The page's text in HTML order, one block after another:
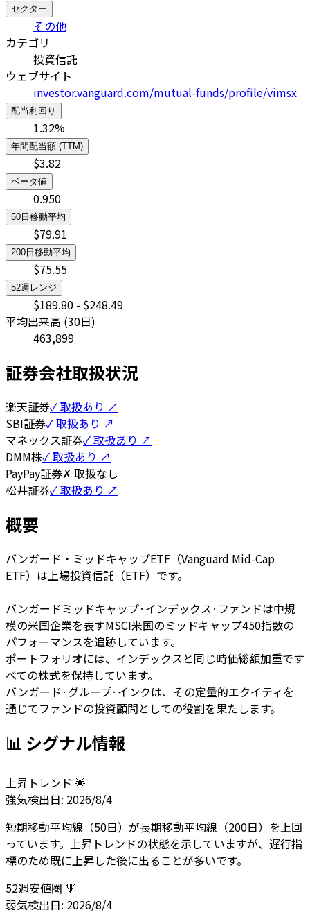
セクター
その他
カテゴリ
投資信託
ウェブサイト
investor.vanguard.com/mutual-funds/profile/vimsx
配当利回り
1.32%
年間配当額 (TTM)
$3.82
ベータ値
0.950
50日移動平均
$79.91
200日移動平均
$75.55
52週レンジ
$189.80 - $248.49
平均出来高 (30日)
463,899
証券会社取扱状況
楽天証券✓ 取扱あり ↗
SBI証券✓ 取扱あり ↗
マネックス証券✓ 取扱あり ↗
DMM株✓ 取扱あり ↗
PayPay証券✗ 取扱なし
松井証券✓ 取扱あり ↗
概要
バンガード・ミッドキャップETF（Vanguard Mid-Cap
ETF）は上場投資信託（ETF）です。
バンガードミッドキャップ·インデックス·ファンドは中規
模の米国企業を表すMSCI米国のミッドキャップ450指数の
パフォーマンスを追跡しています。
ポートフォリオには、インデックスと同じ時価総額加重です
べての株式を保持しています。
バンガード·グループ·インクは、その定量的エクイティを
通じてファンドの投資顧問としての役割を果たします。
📊 シグナル情報
上昇トレンド 🌟
強気検出日: 2026/8/4
短期移動平均線（50日）が長期移動平均線（200日）を上回
っています。上昇トレンドの状態を示していますが、遅行指
標のため既に上昇した後に出ることが多いです。
52週安値圏 🔻
弱気検出日: 2026/8/4